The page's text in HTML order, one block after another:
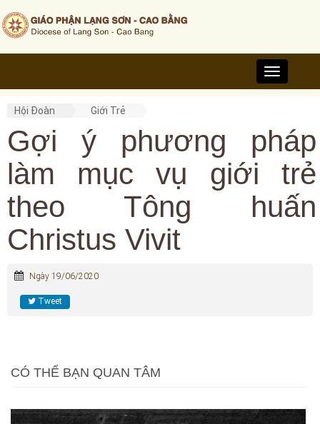
Toggle
navigation
Hội Đoàn Giới Trẻ
Gợi ý phương pháp
làm mục vụ giới trẻ
theo Tông huấn
Christus Vivit
Ngày 19/06/2020
Tweet
CÓ THỂ BẠN QUAN TÂM